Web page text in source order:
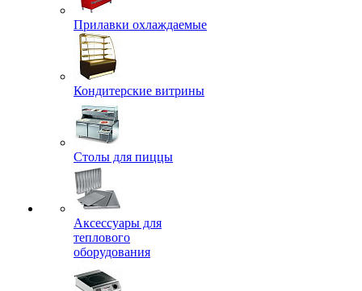
Прилавки охлаждаемые
Кондитерские витрины
Столы для пиццы
Аксессуары для
теплового
оборудования